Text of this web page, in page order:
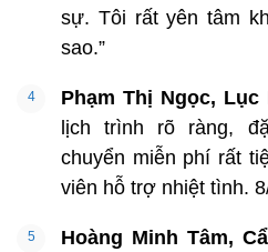
sự. Tôi rất yên tâm
sao.”
Phạm Thị Ngọc, Lục
lịch trình rõ ràng,
chuyển miễn phí rất
viên hỗ trợ nhiệt tình.
Hoàng Minh Tâm,